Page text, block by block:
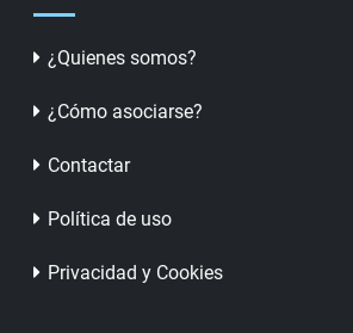
¿Quienes somos?
¿Cómo asociarse?
Contactar
Política de uso
Privacidad y Cookies